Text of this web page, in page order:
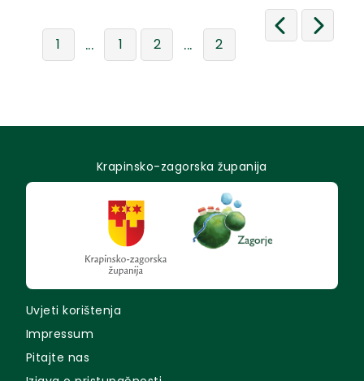
1 ... 1 2 ... 2
Krapinsko-zagorska županija
Uvjeti korištenja
Impressum
Pitajte nas